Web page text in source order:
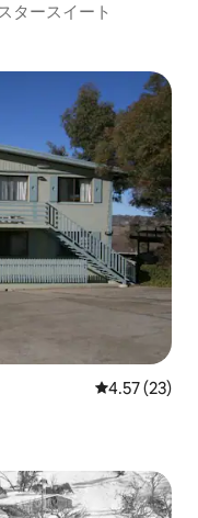
タースイート
レビュー23
4.57 (23)